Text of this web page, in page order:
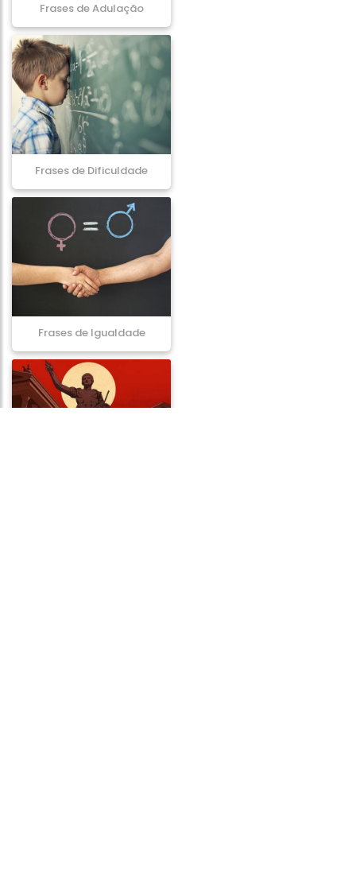
Frases de Adulação
Frases de Dificuldade
Frases de Igualdade